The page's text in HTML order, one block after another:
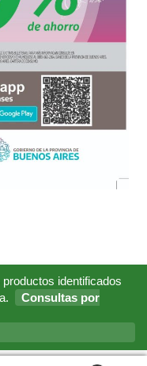
identificados
Consultas por